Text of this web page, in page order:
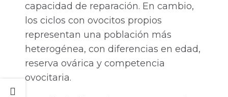
capacidad de reparación. En cambio,
los ciclos con ovocitos propios
representan una población más
heterogénea, con diferencias en edad,
reserva ovárica y competencia
ovocitaria.